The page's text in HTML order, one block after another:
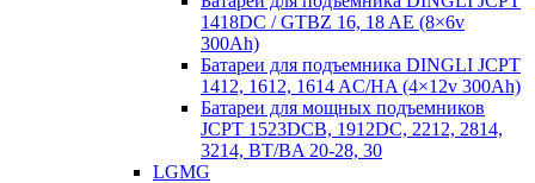
1418DC / GTBZ 16, 18 AE (8×6v
300Ah)
Батареи для подъемника DINGLI JCPT
1412, 1612, 1614 AC/HA (4×12v 300Ah)
Батареи для мощных подъемников
JCPT 1523DCB, 1912DC, 2212, 2814,
3214, BT/BA 20-28, 30
LGMG